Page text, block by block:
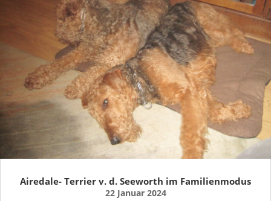
Airedale- Terrier v. d. Seeworth im Familienmodus
22 Januar 2024